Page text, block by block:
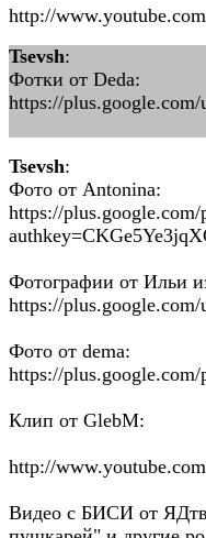
http://
Tsevsh:
Фотки от Dedа:
https://plus.google.com/
Tsevsh:
Фото от Antonina:
https://plus.google.com/
Фотографии от Ильи
https://plus.google.com/
Фото от dema:
https://plus.google.com/
Клип от GlebM:
http://
Видео с БИСИ от